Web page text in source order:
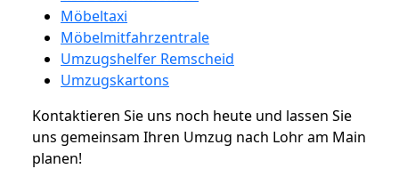
Möbeltaxi
Möbelmitfahrzentrale
Umzugshelfer Remscheid
Umzugskartons
Kontaktieren Sie uns noch heute und lassen Sie
uns gemeinsam Ihren Umzug nach Lohr am Main
planen!